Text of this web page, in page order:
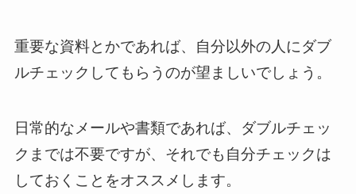
重要な資料とかであれば、自分以外の人にダブ
ルチェックしてもらうのが望ましいでしょう。
日常的なメールや書類であれば、ダブルチェッ
クまでは不要ですが、それでも自分チェックは
しておくことをオススメします。